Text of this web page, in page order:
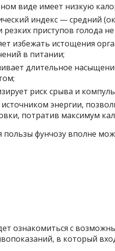
виде имеет низкую
индекс — средний
резких приступов голода не
избежать истощения
в питании;
длительное
риск срыва и
источником энергии,
потратив максимум
пользы фунчозу вполне
ознакомиться с
в который